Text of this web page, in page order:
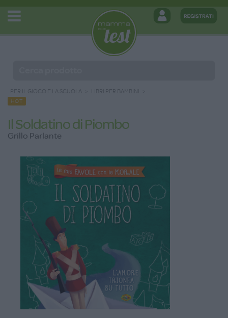
PER IL GIOCO E LA SCUOLA LIBRI PER BAMBINI
HOT
Il Soldatino di Piombo
Grillo Parlante